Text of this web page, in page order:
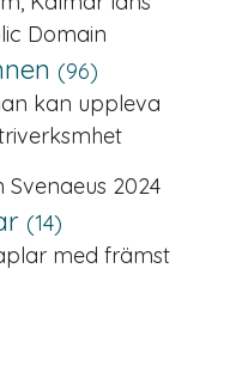
(96)
kan uppleva
(14)
med främst